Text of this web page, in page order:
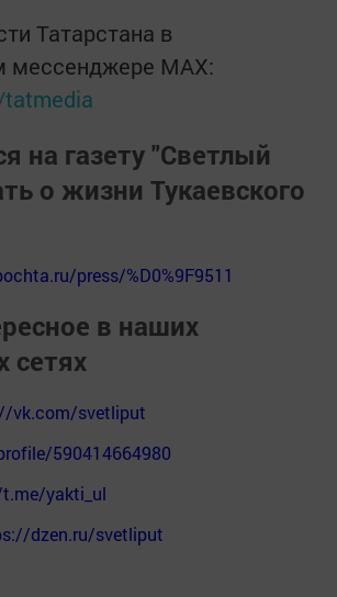
Татарстана в
мессенджере MАХ:
на газету "Светлый
о жизни Тукаевского
press/%D0%9F9511
в наших
сетях
vk.com/svetliput
590414664980
yakti_ul
dzen.ru/svetliput